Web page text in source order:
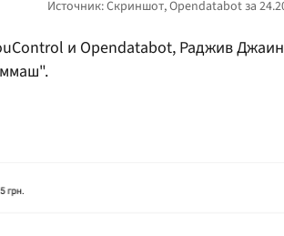
и Opendatabot, Раджив Джаин